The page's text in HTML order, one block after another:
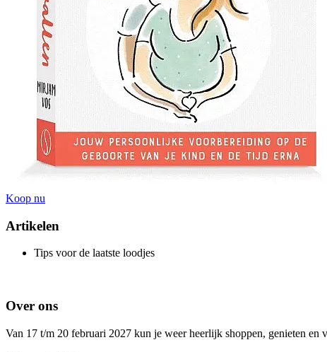
Koop nu
Artikelen
Tips voor de laatste loodjes
Over ons
Van 17 t/m 20 februari 2027 kun je weer heerlijk shoppen, genieten en